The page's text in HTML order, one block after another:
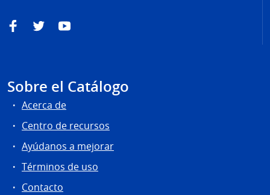
FacebookTwitterYouTube
Sobre el Catálogo
Acerca de
Centro de recursos
Ayúdanos a mejorar
Términos de uso
Contacto